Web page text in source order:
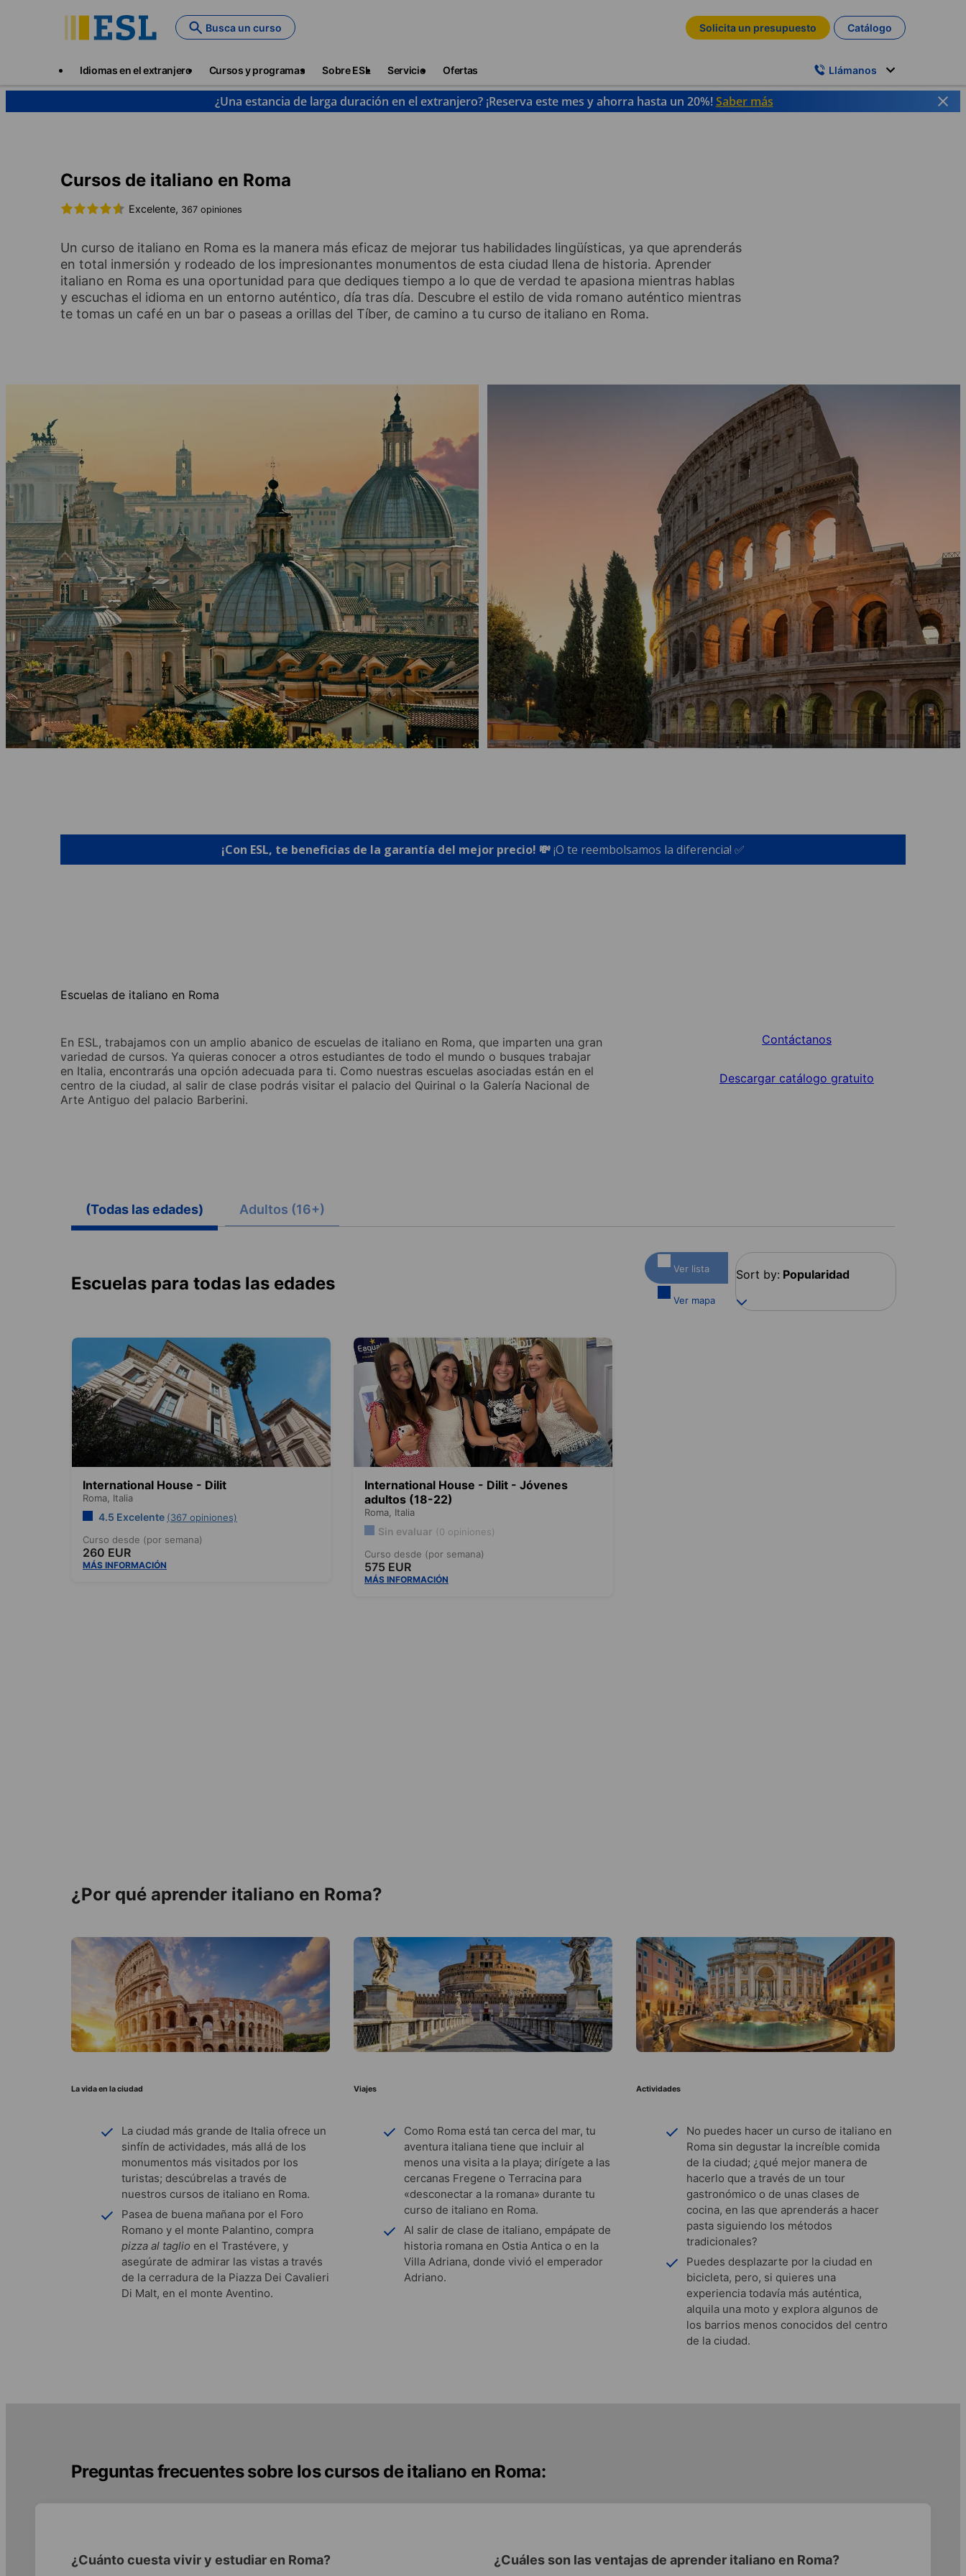
Busca un curso Solicita un presupuesto Catálogo
Idiomas en el extranjero Cursos y programas Sobre ESL Servicio Ofertas Llámanos
¿Una estancia de larga duración en el extranjero? ¡Reserva este mes y ahorra hasta un 20%!Saber más
Cursos de italiano en Roma
Excelente, 367 opiniones
Un curso de italiano en Roma es la manera más eficaz de mejorar tus habilidades lingüísticas, ya que aprenderás
en total inmersión y rodeado de los impresionantes monumentos de esta ciudad llena de historia. Aprender
italiano en Roma es una oportunidad para que dediques tiempo a lo que de verdad te apasiona mientras hablas
y escuchas el idioma en un entorno auténtico, día tras día. Descubre el estilo de vida romano auténtico mientras
te tomas un café en un bar o paseas a orillas del Tíber, de camino a tu curso de italiano en Roma.
¡Con ESL, te beneficias de la garantía del mejor precio! 💸¡O te reembolsamos la diferencia! ✅
Escuelas de italiano en Roma
En ESL, trabajamos con un amplio abanico de escuelas de italiano en Roma, que imparten una gran
variedad de cursos. Ya quieras conocer a otros estudiantes de todo el mundo o busques trabajar
en Italia, encontrarás una opción adecuada para ti. Como nuestras escuelas asociadas están en el
centro de la ciudad, al salir de clase podrás visitar el palacio del Quirinal o la Galería Nacional de
Arte Antiguo del palacio Barberini.
Contáctanos
Descargar catálogo gratuito
(Todas las edades) Adultos (16+)
Escuelas para todas las edades
Ver lista
Ver mapa
Sort by: Popularidad
International House - Dilit
Roma, Italia
4.5 Excelente (367 opiniones)
Curso desde (por semana)
260 EUR
MÁS INFORMACIÓN
International House - Dilit - Jóvenes
adultos (18-22)
Roma, Italia
Sin evaluar (0 opiniones)
Curso desde (por semana)
575 EUR
MÁS INFORMACIÓN
¿Por qué aprender italiano en Roma?
La vida en la ciudad
La ciudad más grande de Italia ofrece un
sinfín de actividades, más allá de los
monumentos más visitados por los
turistas; descúbrelas a través de
nuestros cursos de italiano en Roma.
Pasea de buena mañana por el Foro
Romano y el monte Palantino, compra
pizza al taglio en el Trastévere, y
asegúrate de admirar las vistas a través
de la cerradura de la Piazza Dei Cavalieri
Di Malt, en el monte Aventino.
Viajes
Como Roma está tan cerca del mar, tu
aventura italiana tiene que incluir al
menos una visita a la playa; dirígete a las
cercanas Fregene o Terracina para
«desconectar a la romana» durante tu
curso de italiano en Roma.
Al salir de clase de italiano, empápate de
historia romana en Ostia Antica o en la
Villa Adriana, donde vivió el emperador
Adriano.
Actividades
No puedes hacer un curso de italiano en
Roma sin degustar la increíble comida
de la ciudad; ¿qué mejor manera de
hacerlo que a través de un tour
gastronómico o de unas clases de
cocina, en las que aprenderás a hacer
pasta siguiendo los métodos
tradicionales?
Puedes desplazarte por la ciudad en
bicicleta, pero, si quieres una
experiencia todavía más auténtica,
alquila una moto y explora algunos de
los barrios menos conocidos del centro
de la ciudad.
Preguntas frecuentes sobre los cursos de italiano en Roma:
¿Cuánto cuesta vivir y estudiar en Roma? ¿Cuáles son las ventajas de aprender italiano en Roma?